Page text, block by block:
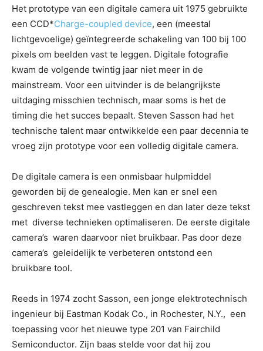
Het prototype van een digitale camera uit 1975 gebruikte
een CCD*Charge-coupled device, een (meestal
lichtgevoelige) geïntegreerde schakeling van 100 bij 100
pixels om beelden vast te leggen. Digitale fotografie
kwam de volgende twintig jaar niet meer in de
mainstream. Voor een uitvinder is de belangrijkste
uitdaging misschien technisch, maar soms is het de
timing die het succes bepaalt. Steven Sasson had het
technische talent maar ontwikkelde een paar decennia te
vroeg zijn prototype voor een volledig digitale camera.
De digitale camera is een onmisbaar hulpmiddel
geworden bij de genealogie. Men kan er snel een
geschreven tekst mee vastleggen en dan later deze tekst
met diverse technieken optimaliseren. De eerste digitale
camera’s waren daarvoor niet bruikbaar. Pas door deze
camera’s geleidelijk te verbeteren ontstond een
bruikbare tool.
Reeds in 1974 zocht Sasson, een jonge elektrotechnisch
ingenieur bij Eastman Kodak Co., in Rochester, N.Y., een
toepassing voor het nieuwe type 201 van Fairchild
Semiconductor. Zijn baas stelde voor dat hij zou